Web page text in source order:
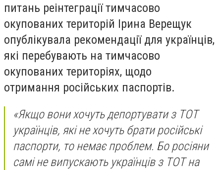
питань реінтеграції тимчасово
окупованих територій Ірина Верещук
опублікувала рекомендації для українців,
які перебувають на тимчасово
окупованих територіях, щодо
отримання російських паспортів.
«Якщо вони хочуть депортувати з ТОТ
українців, які не хочуть брати російські
паспорти, то немає проблем. Бо росіяни
самі не випускають українців з ТОТ на